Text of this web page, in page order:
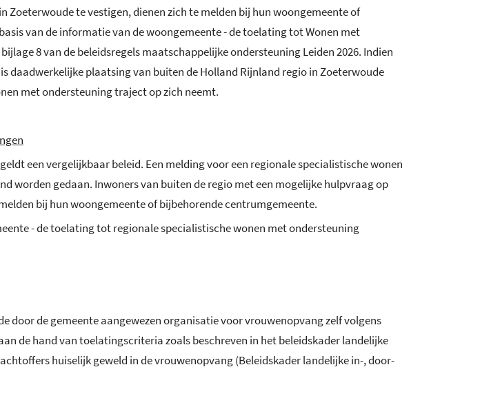
Zoeterwoude te vestigen, dienen zich te melden bij hun woongemeente of
van de informatie van de woongemeente - de toelating tot Wonen met
8 van de beleidsregels maatschappelijke ondersteuning Leiden 2026. Indien
daadwerkelijke plaatsing van buiten de Holland Rijnland regio in Zoeterwoude
met ondersteuning traject op zich neemt.
een vergelijkbaar beleid. Een melding voor een regionale specialistische wonen
worden gedaan. Inwoners van buiten de regio met een mogelijke hulpvraag op
bij hun woongemeente of bijbehorende centrumgemeente.
- de toelating tot regionale specialistische wonen met ondersteuning
de gemeente aangewezen organisatie voor vrouwenopvang zelf volgens
de hand van toelatingscriteria zoals beschreven in het beleidskader landelijke
huiselijk geweld in de vrouwenopvang (Beleidskader landelijke in-, door-